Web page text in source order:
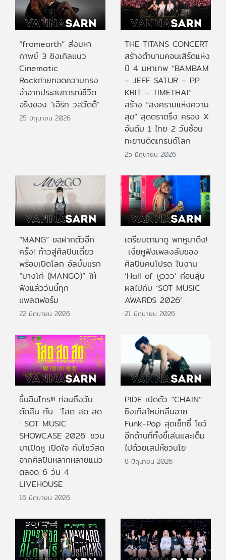
“fromearth” ส่งมหา
กาพย์ 3 ซิงเกิลแนว
Cinematic
Rockถ่ายทอดความทรง
จำจากประสบการณ์ชีวิต
จริงของ "เอิร์ท วสวัตติ์"
25 มิถุนายน 2026
THE TITANS CONCERT
สร้างตำนานคอนเสิร์ตแห่ง
ปี 4 มหาเทพ “BAMBAM
– JEFF SATUR – PP
KRIT – TIMETHAI”
สร้าง “สงครามแห่งความ
สุข” สุดตราตรึง ครอง X
อันดับ 1 ไทย 2 วันซ้อน
ทะยานติดเทรนด์โลก
25 มิถุนายน 2026
“MANG” ขอฝากตัวอีก
ครั้ง! ก้าวสู่ศิลปินเดี่ยว
พร้อมเปิดโลก อัลบั้มแรก
“มางโก้ (MANGO)” ให้
ฟังแล้ววันนี้ทุก
แพลตฟอร์ม
22 มิถุนายน 2026
เตรียมตามาดู พกหูมาติ่ง!
เงี่ยหูฟังเพลงลับของ
ศิลปินคนโปรด ในงาน
‘Hall of หูววว’ ก่อนลุ้น
ผลไปกับ ‘SOT MUSIC
AWARDS 2026’
21 มิถุนายน 2026
ขึ้นอินโทร!!! ก่อนถึงวัน
ตัดสิน กับ 'โสต สด สด
: SOT MUSIC
SHOWCASE 2026' ชวน
มาเปิดหู เปิดใจ กับโชว์สด
จากศิลปินหลากหลายแนว
ตลอด 6 วัน 4
LIVEHOUSE
16 มิถุนายน 2026
PIDE เปิดตัว “CHAIN”
ซิงเกิลใหม่กลิ่นอาย
Funk-Pop สุดเซ็กซี่ โชว์
อีกด้านที่ทั้งขี้เล่นและเต็ม
ไปด้วยเสน่ห์ชวนโย
8 มิถุนายน 2026